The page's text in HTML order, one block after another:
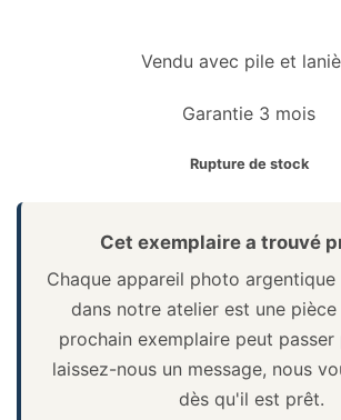
Vendu avec pile et
Garantie 3 mois
Rupture de stock
Cet exemplaire a trouvé
Chaque appareil photo
dans notre atelier est une pièce
prochain exemplaire peut
laissez-nous un message, nous
dès qu'il est prêt.